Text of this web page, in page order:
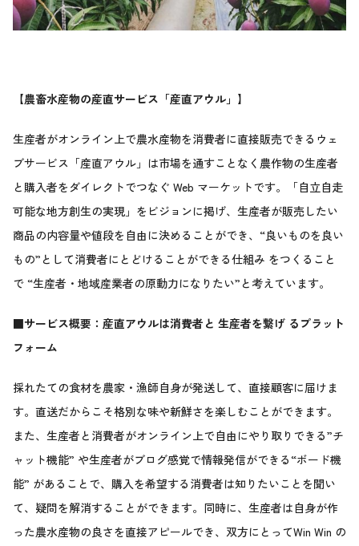
【農畜水産物の産直サービス「産直アウル」】
生産者がオンライン上で農水産物を消費者に直接販売できるウェ
ブサービス「産直アウル」は市場を通すことなく農作物の生産者
と購入者をダイレクトでつなぐ Web マーケットです。「自立自走
可能な地方創生の実現」をビジョンに掲げ、生産者が販売したい
商品の内容量や値段を自由に決めることができ、“良いものを良い
もの”として消費者にとどけることができる仕組み をつくること
で “生産者・地域産業者の原動力になりたい”と考えています。
■サービス概要：産直アウルは消費者と 生産者を繋げ るプラット
フォーム
採れたての食材を農家・漁師自身が発送して、直接顧客に届けま
す。直送だからこそ格別な味や新鮮さを楽しむことができます。
また、生産者と消費者がオンライン上で自由にやり取りできる”チ
ャット機能” や生産者がブログ感覚で情報発信ができる“ボード機
能” があることで、購入を希望する消費者は知りたいことを聞い
て、疑問を解消することができます。同時に、生産者は自身が作
った農水産物の良さを直接アピールでき、双方にとってWin Win の